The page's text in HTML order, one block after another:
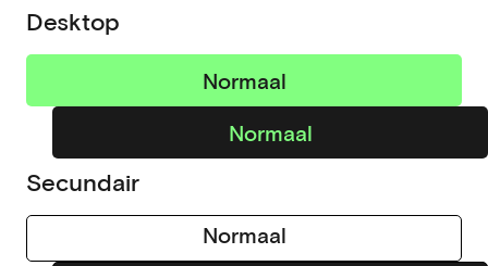
Desktop
Normaal
Normaal
Secundair
Normaal